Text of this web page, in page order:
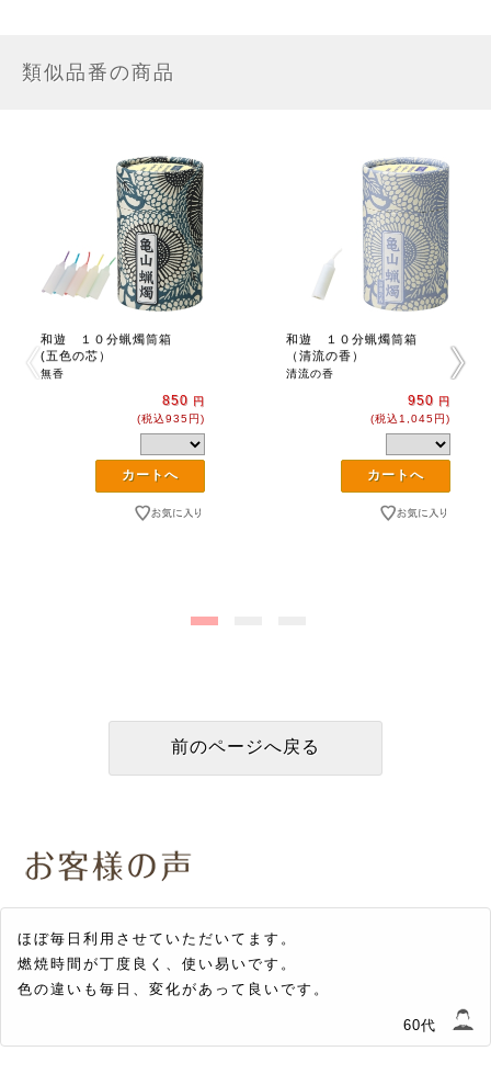
類似品番の商品
和遊 １０分蝋燭筒箱
(五色の芯）
無香
850 円
(税込935円)
和遊 １０分蝋燭筒箱
（清流の香）
清流の香
950 円
(税込1,045円)
ほぼ毎日利用させていただいてます。
燃焼時間が丁度良く、使い易いです。
色の違いも毎日、変化があって良いです。
60代